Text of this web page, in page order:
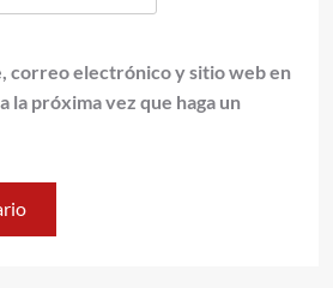
correo electrónico y sitio web en
la próxima vez que haga un